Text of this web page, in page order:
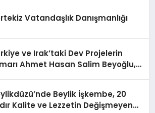
Vatandaşlık Danışmanlığı
ve Irak’taki Dev Projelerin
Ahmet Hasan Salim Beyoğlu,
GeçirecekBeylik İşkembe, 20
Kalite ve Lezzetin Değişmeyen